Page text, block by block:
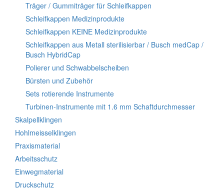
Träger / Gummiträger für Schleifkappen
Schleifkappen Medizinprodukte
Schleifkappen KEINE Medizinprodukte
Schleifkappen aus Metall sterilisierbar / Busch medCap /
Busch HybridCap
Polierer und Schwabbelscheiben
Bürsten und Zubehör
Sets rotierende Instrumente
Turbinen-Instrumente mit 1.6 mm Schaftdurchmesser
Skalpellklingen
Hohlmeisselklingen
Praxismaterial
Arbeitsschutz
Einwegmaterial
Druckschutz